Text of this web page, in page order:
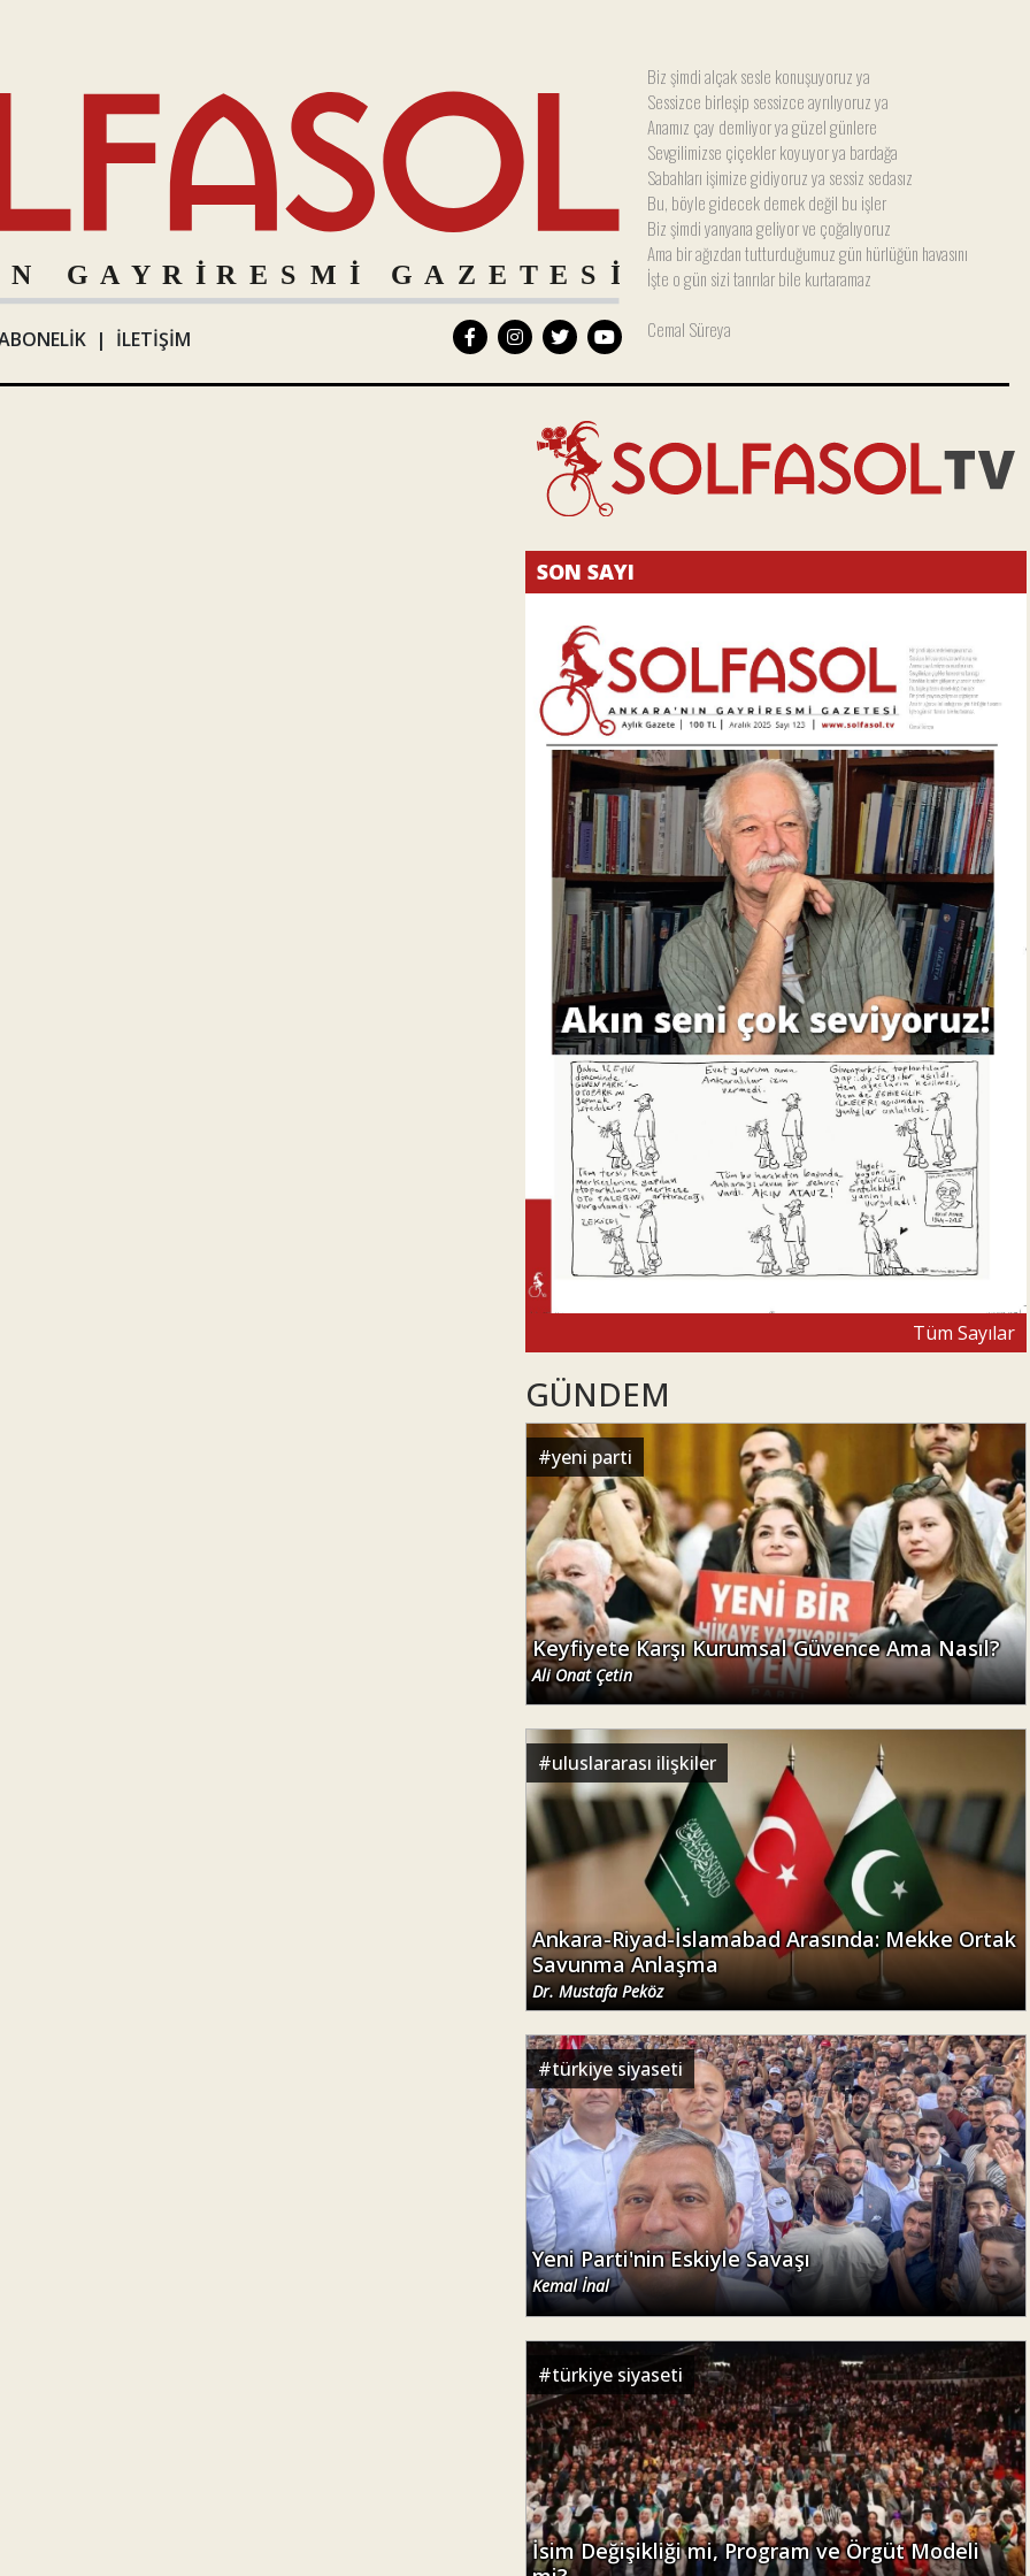
| İLETİŞİM
Biz şimdi alçak sesle konuşuyoruz ya
Sessizce birleşip sessizce ayrılıyoruz ya
Anamız çay demliyor ya güzel günlere
Sevgilimizse çiçekler koyuyor ya bardağa
Sabahları işimize gidiyoruz ya sessiz sedasız
Bu, böyle gidecek demek değil bu işler
Biz şimdi yanyana geliyor ve çoğalıyoruz
Ama bir ağızdan tutturduğumuz gün hürlüğün havasını
İşte o gün sizi tanrılar bile kurtaramaz
Cemal Süreya
SON SAYI
Tüm Sayılar
GÜNDEM
#yeni parti
Keyfiyete Karşı Kurumsal Güvence Ama Nasıl?
Ali Onat Çetin
#uluslararası ilişkiler
Ankara-Riyad-İslamabad Arasında: Mekke Ortak
Savunma Anlaşma
Dr. Mustafa Peköz
#türkiye siyaseti
Yeni Parti'nin Eskiyle Savaşı
Kemal İnal
#türkiye siyaseti
İsim Değişikliği mi, Program ve Örgüt Modeli